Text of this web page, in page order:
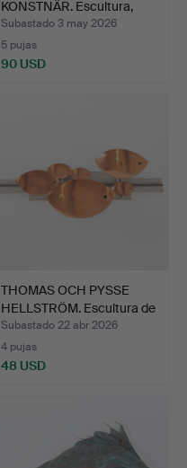
KONSTNÄR. Escultura,
bronce …
Subastado 3 may 2026
5 pujas
90 USD
THOMAS OCH PYSSE
HELLSTRÖM. Escultura de
p…
Subastado 22 abr 2026
4 pujas
48 USD